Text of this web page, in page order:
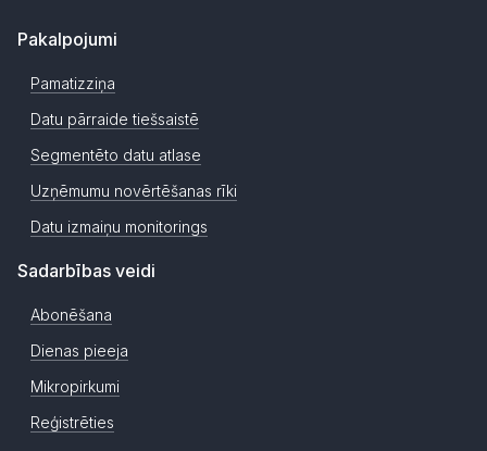
Pakalpojumi
Pamatizziņa
Datu pārraide tiešsaistē
Segmentēto datu atlase
Uzņēmumu novērtēšanas rīki
Datu izmaiņu monitorings
Sadarbības veidi
Abonēšana
Dienas pieeja
Mikropirkumi
Reģistrēties